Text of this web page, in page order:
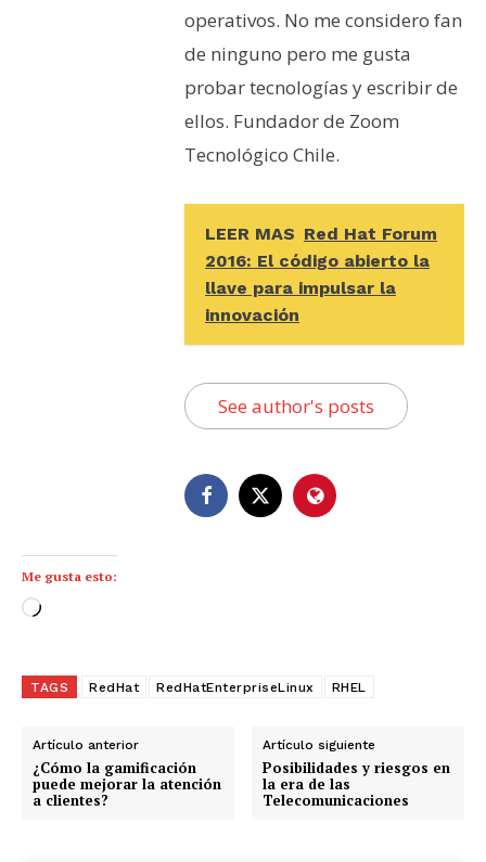
operativos. No me considero fan
de ninguno pero me gusta
probar tecnologías y escribir de
ellos. Fundador de Zoom
Tecnológico Chile.
LEER MAS Red Hat Forum
2016: El código abierto la
llave para impulsar la
innovación
See author's posts
Me gusta esto:
C
g
n
d
o
TAGS RedHat RedHatEnterpriseLinux RHEL
Artículo anterior
¿Cómo la gamificación
puede mejorar la atención
a clientes?
Artículo siguiente
Posibilidades y riesgos en
la era de las
Telecomunicaciones